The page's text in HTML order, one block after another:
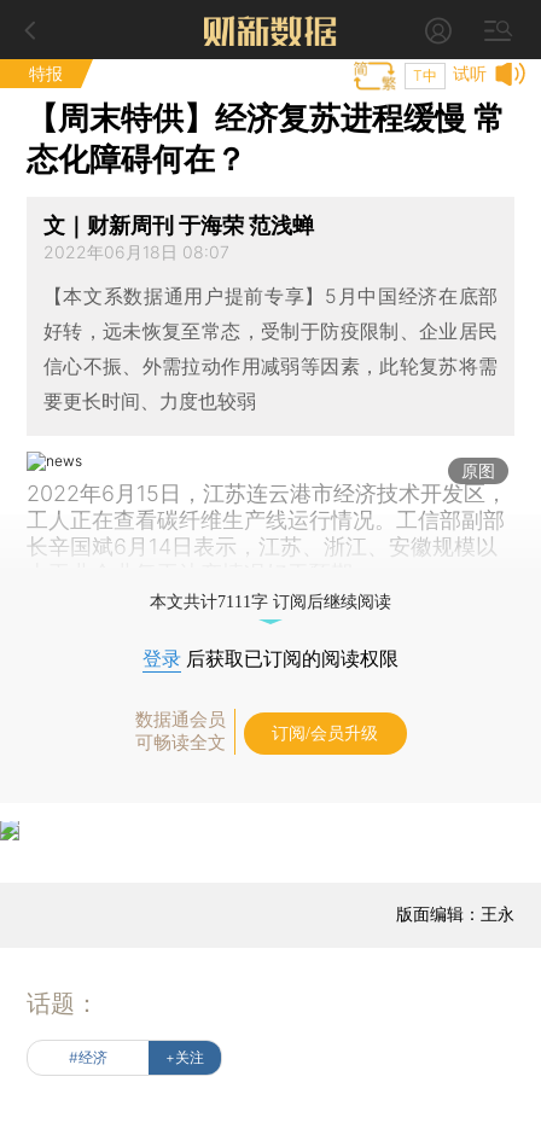
特报 试听
T中
【周末特供】经济复苏进程缓慢 常
态化障碍何在？
文｜财新周刊 于海荣 范浅蝉
2022年06月18日 08:07
【本文系数据通用户提前专享】5月中国经济在底部
好转，远未恢复至常态，受制于防疫限制、企业居民
信心不振、外需拉动作用减弱等因素，此轮复苏将需
要更长时间、力度也较弱
原图
2022年6月15日，江苏连云港市经济技术开发区，
工人正在查看碳纤维生产线运行情况。工信部副部
长辛国斌6月14日表示，江苏、浙江、安徽规模以
本文共计7111字 订阅后继续阅读
登录 后获取已订阅的阅读权限
数据通会员
可畅读全文
订阅/会员升级
版面编辑：王永
话题：
#经济 +关注